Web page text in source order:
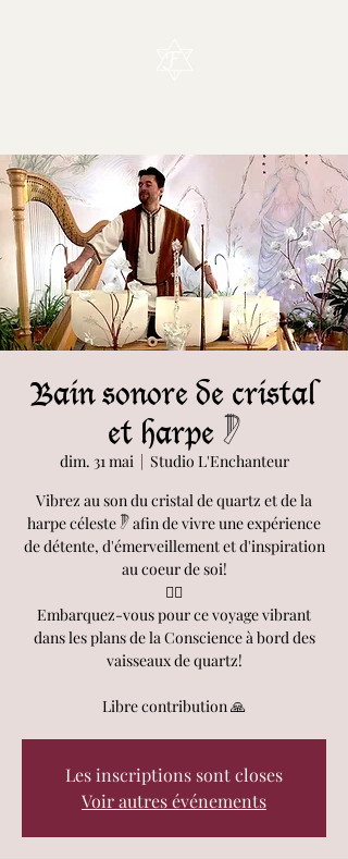
Bain sonore de cristal
et harpe 𓏢
dim. 31 mai
  |
Studio L'Enchanteur
Vibrez au son du cristal de quartz et de la
harpe céleste 𓏢 afin de vivre une expérience
de détente, d'émerveillement et d'inspiration
au coeur de soi!
🧘‍♀️
Embarquez-vous pour ce voyage vibrant
dans les plans de la Conscience à bord des
vaisseaux de quartz!
Libre contribution 🙏
Les inscriptions sont closes
Voir autres événements